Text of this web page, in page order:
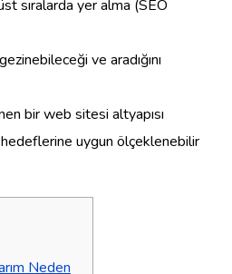
sıralarda yer alma (SEO
ve aradığını
bir web sitesi altyapısı
uygun ölçeklenebilir
Neden